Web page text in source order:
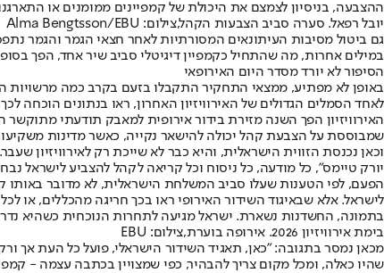
ההצבעה, בניסיון לצמצם את היכולת של קמפיינים ממומנים או
יובל רפאל. סערה סביב הצבעות הקהל,צילום: Alma Bengtsson/EBU
במילים אחרות, מה שהתחיל כקמפיין דיגיטלי סביב שיר אחד, הפך
הסיפור לא יורד מסדר היום האירופאי
באופן לא מפתיע, ממצאי התחקיר התקבלו בזעם בקרב כמה מרשויות
לאחד הסמלים הגדולים של האירוויזיון האחרון, ראו בנתונים
שמבוססת על הצבעת קהל יכולה להישאר נקייה, כאשר מדינות
וכאן נכנסת הזווית הישראלית, והיא כבר לא שייכת רק לאירוויזיון
יורק טיימס", כל מודעה, כל ניסוח וכל קריאה לקהל להצביע לישראל
הפעם, לפי הטענות שעלו סביב המשלחת הישראלית, לא מדובר
לישראל. אלא שבאיגוד השידור האירופי ראו בכך חריגה מהכללים, או
בתמונה, החשדנות נשארת. ישראל מגיעה לתחרות הנוכחית כשהיא
בימת אירוויזיון 2026. אירופה בוערת,צילום: EBU
מכאן נמסר בתגובה: "כאן, תאגיד השידור הישראלי, פועל כל העת אך
שהיו כאלה, ומכל מקום צריך להבהיר, כפי שמצויין בכתבה עצמה -